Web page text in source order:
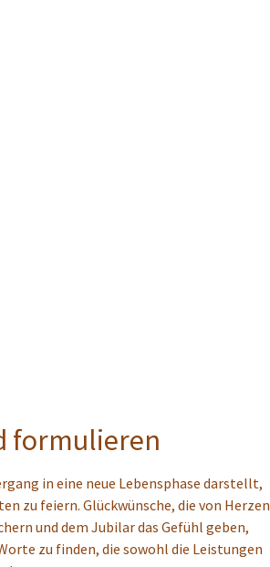
formulieren
in eine neue Lebensphase darstellt,
zu feiern. Glückwünsche, die von Herzen
und dem Jubilar das Gefühl geben,
zu finden, die sowohl die Leistungen